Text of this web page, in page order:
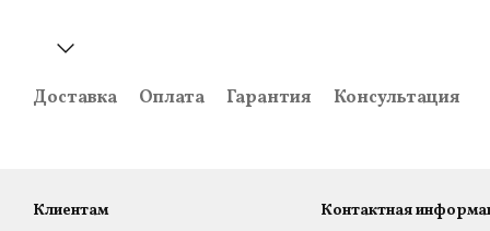
Доставка Оплата Гарантия Консультация
Клиентам Контактная